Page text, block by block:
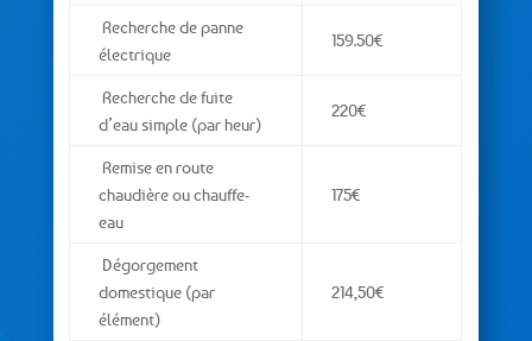
Recherche de panne
électrique
159.50€
Recherche de fuite
d’eau simple (par heur)
220€
Remise en route
chaudière ou chauffe-
eau
175€
Dégorgement
domestique (par
élément)
214,50€